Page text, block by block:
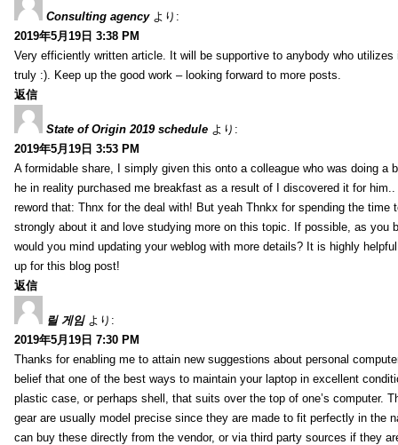
Consulting agency より:
2019年5月19日 3:38 PM
Very efficiently written article. It will be supportive to anybody who
truly :). Keep up the good work – looking forward to more posts.
返信
State of Origin 2019 schedule より:
2019年5月19日 3:53 PM
A formidable share, I simply given this onto a colleague who was doing a
he in reality purchased me breakfast as a result of I discovered it for
reword that: Thnx for the deal with! But yeah Thnkx for spending the time
strongly about it and love studying more on this topic. If possible, as you
would you mind updating your weblog with more details? It is highly
up for this blog post!
返信
릴 게임 より:
2019年5月19日 7:30 PM
Thanks for enabling me to attain new suggestions about personal
belief that one of the best ways to maintain your laptop in excellent
plastic case, or perhaps shell, that suits over the top of one’s computer.
gear are usually model precise since they are made to fit perfectly in the
can buy these directly from the vendor, or via third party sources if they